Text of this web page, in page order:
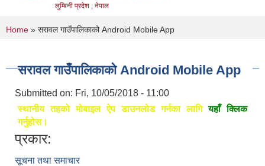
लुम्बिनी प्रदेश , नेपाल
You are here
Home » सरावल गाउँपालिकाको Android Mobile App
सरावल गाउँपालिकाको Android Mobile App
Submitted on: Fri, 10/05/2018 - 11:00
स्थानीय तहको मोबाइल ऐप डाउनलोड गर्नका लागि यहाँ क्लिक
गर्नुहोस।
प्रकार:
सूचना तथा समाचार